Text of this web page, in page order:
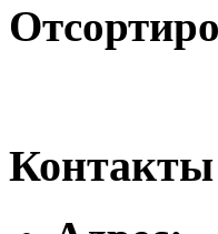
Контакты